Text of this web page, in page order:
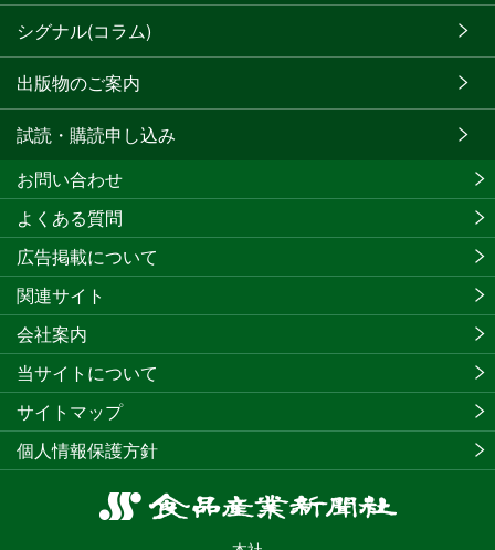
シグナル(コラム)
出版物のご案内
試読・購読申し込み
食
お問い合わせ
よくある質問
広告掲載について
関連サイト
会社案内
当サイトについて
サイトマップ
個人情報保護方針